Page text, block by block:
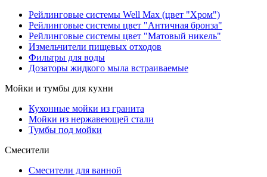
Рейлинговые системы Well Max (цвет "Хром")
Рейлинговые системы цвет "Античная бронза"
Рейлинговые системы цвет "Матовый никель"
Измельчители пищевых отходов
Фильтры для воды
Дозаторы жидкого мыла встраиваемые
Мойки и тумбы для кухни
Кухонные мойки из гранита
Мойки из нержавеющей стали
Тумбы под мойки
Смесители
Смесители для ванной